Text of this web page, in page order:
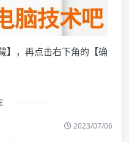
】，再点击右下角的【确
2023/07/06